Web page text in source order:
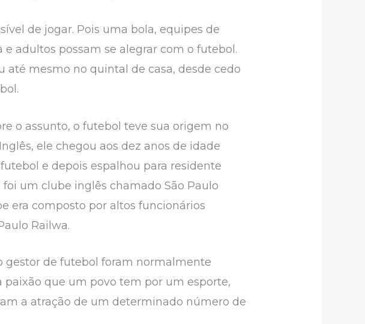
de jogar. Pois uma bola, equipes de
adultos possam se alegrar com o futebol.
até mesmo no quintal de casa, desde cedo
o assunto, o futebol teve sua origem no
ele chegou aos dez anos de idade
e depois espalhou para residente
um clube inglês chamado São Paulo
era composto por altos funcionários
Railwa.
gestor de futebol foram normalmente
paixão que um povo tem por um esporte,
a atração de um determinado número de